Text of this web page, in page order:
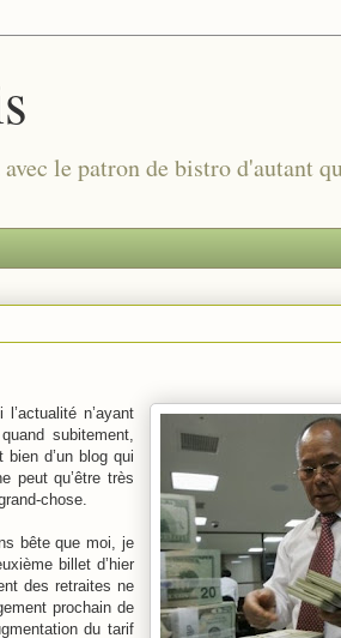
le patron de bistro d'autant
n’ayant
quand subitement,
bien d’un blog qui
peut qu’être très
chose.
bête que moi, je
billet d’hier
des retraites ne
prochain de
du tarif